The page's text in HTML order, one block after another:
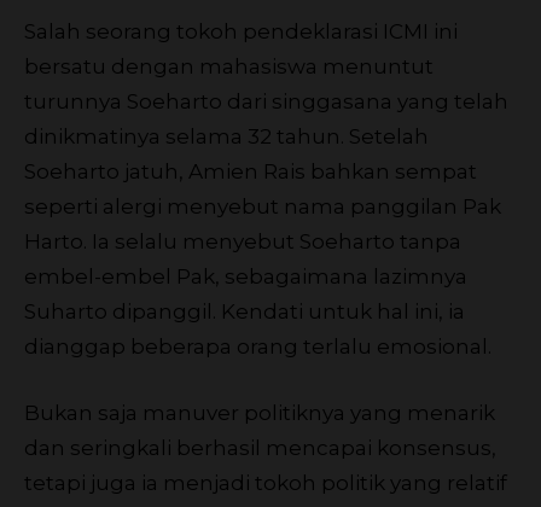
Salah seorang tokoh pendeklarasi ICMI ini
bersatu dengan mahasiswa menuntut
turunnya Soeharto dari singgasana yang telah
dinikmatinya selama 32 tahun. Setelah
Soeharto jatuh, Amien Rais bahkan sempat
seperti alergi menyebut nama panggilan Pak
Harto. Ia selalu menyebut Soeharto tanpa
embel-embel Pak, sebagaimana lazimnya
Suharto dipanggil. Kendati untuk hal ini, ia
dianggap beberapa orang terlalu emosional.
Bukan saja manuver politiknya yang menarik
dan seringkali berhasil mencapai konsensus,
tetapi juga ia menjadi tokoh politik yang relatif